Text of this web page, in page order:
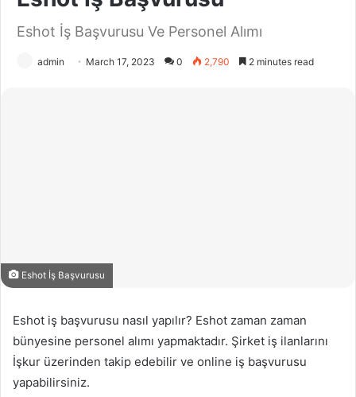
Eshot İş Başvurusu Ve Personel Alımı
admin March 17, 2023 0 2,790 2 minutes read
Eshot İş Başvurusu
Eshot iş başvurusu nasıl yapılır? Eshot zaman zaman
bünyesine personel alımı yapmaktadır. Şirket iş ilanlarını
İşkur üzerinden takip edebilir ve online iş başvurusu
yapabilirsiniz.